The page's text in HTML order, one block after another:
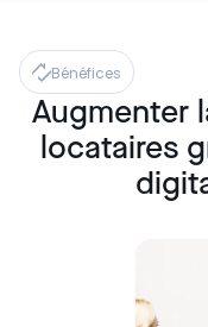
Bénéfices
Augmenter
locataires